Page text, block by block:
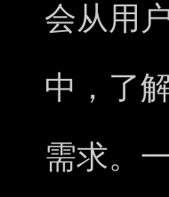
会从用
中，了
需求。